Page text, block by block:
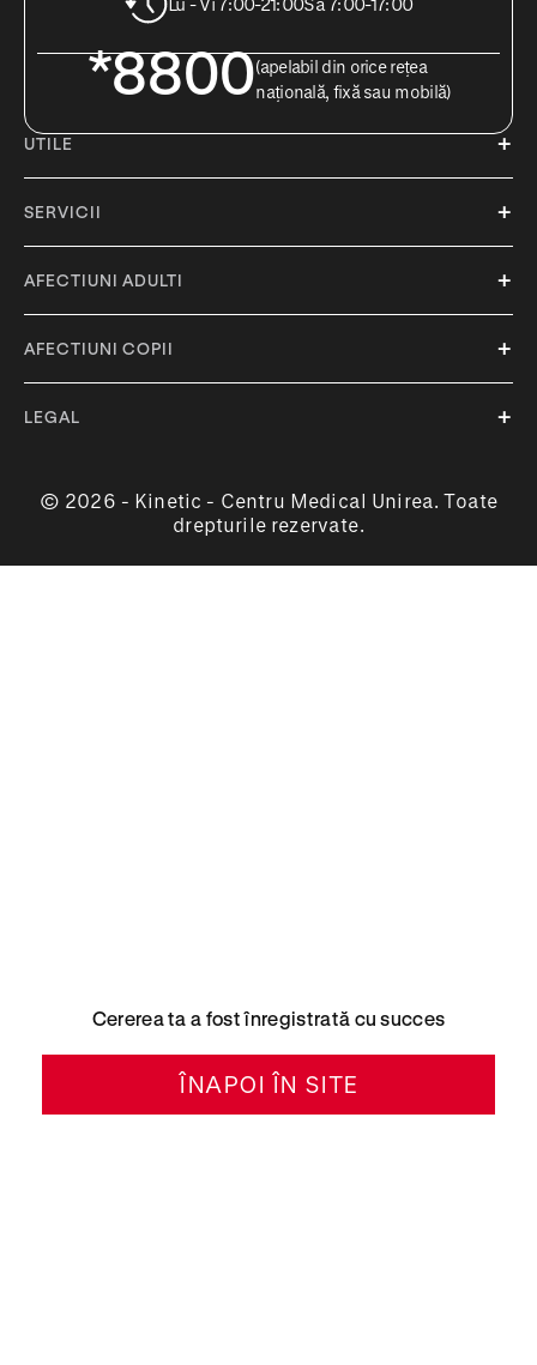
*8800(apelabil din orice rețea
națională, fixă sau mobilă)
UTILE
SERVICII
AFECTIUNI ADULTI
AFECTIUNI COPII
LEGAL
© 2026 - Kinetic - Centru Medical Unirea. Toate
drepturile rezervate.
Cererea ta a fost înregistrată cu succes
ÎNAPOI ÎN SITE